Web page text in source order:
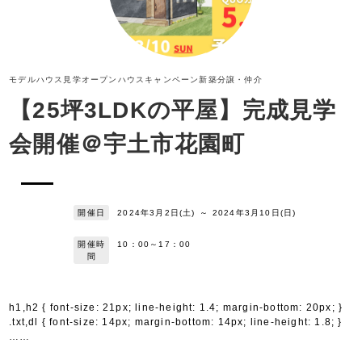
モデルハウス見学オープンハウス キャンペーン新築分譲・仲介
【25坪3LDKの平屋】完成見学
会開催＠宇土市花園町
開催日 2024年3月2日(土) ～ 2024年3月10日(日)
開催時
間
10：00～17：00
h1,h2 { font-size: 21px; line-height: 1.4; margin-bottom: 20px; }
.txt,dl { font-size: 14px; margin-bottom: 14px; line-height: 1.8; }
……